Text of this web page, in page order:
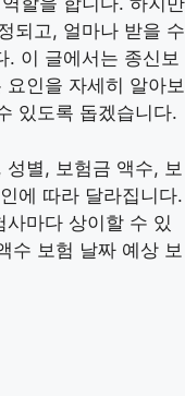
되고, 얼마나 받을 수
. 이 글에서는 종신보
인을 자세히 알아보
있도록 돕겠습니다.
별, 보험금 액수, 보
에 따라 달라집니다.
마다 상이할 수 있
수 보험 날짜 예상 보